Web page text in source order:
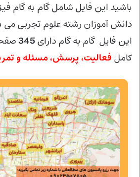
باشید این فایل شامل گام به
دانش آموزان رشته علوم تجربی می
این فایل گام به گام دارای345
کامل فعالیت، پرسش، مسئله و